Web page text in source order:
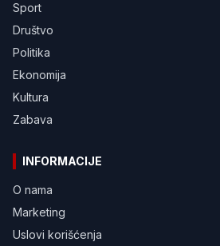
Sport
Društvo
Politika
Ekonomija
Kultura
Zabava
INFORMACIJE
O nama
Marketing
Uslovi korišćenja